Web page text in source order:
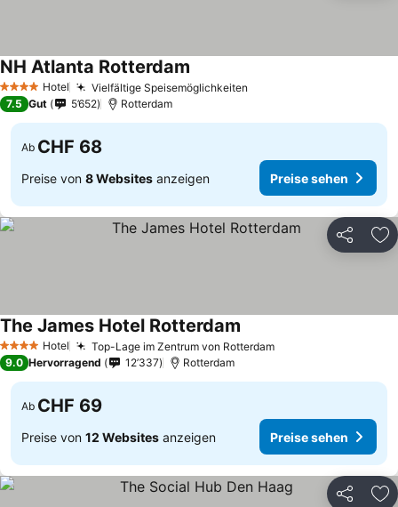
4 Sterne Hotel Vielfältige Speisemöglichkeiten
NH Atlanta Rotterdam
7.5 Gut 5’652 Rotterdam
Ab CHF 68
Preise von 8 Websites anzeigen Preise sehen
Teilen
4 Sterne Hotel Top-Lage im Zentrum von RotterdamPreise sehen
The James Hotel Rotterdam
9.0 Hervorragend 12’337 Rotterdam
Ab CHF 69
Preise von 12 Websites anzeigen Preise sehen
Teilen